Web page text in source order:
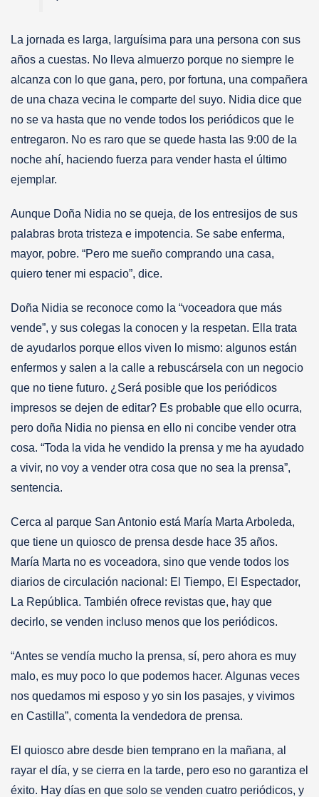
La jornada es larga, larguísima para una persona con sus
años a cuestas. No lleva almuerzo porque no siempre le
alcanza con lo que gana, pero, por fortuna, una compañera
de una chaza vecina le comparte del suyo. Nidia dice que
no se va hasta que no vende todos los periódicos que le
entregaron. No es raro que se quede hasta las 9:00 de la
noche ahí, haciendo fuerza para vender hasta el último
ejemplar.
Aunque Doña Nidia no se queja, de los entresijos de sus
palabras brota tristeza e impotencia. Se sabe enferma,
mayor, pobre. “Pero me sueño comprando una casa,
quiero tener mi espacio”, dice.
Doña Nidia se reconoce como la “voceadora que más
vende”, y sus colegas la conocen y la respetan. Ella trata
de ayudarlos porque ellos viven lo mismo: algunos están
enfermos y salen a la calle a rebuscársela con un negocio
que no tiene futuro. ¿Será posible que los periódicos
impresos se dejen de editar? Es probable que ello ocurra,
pero doña Nidia no piensa en ello ni concibe vender otra
cosa. “Toda la vida he vendido la prensa y me ha ayudado
a vivir, no voy a vender otra cosa que no sea la prensa”,
sentencia.
Cerca al parque San Antonio está María Marta Arboleda,
que tiene un quiosco de prensa desde hace 35 años.
María Marta no es voceadora, sino que vende todos los
diarios de circulación nacional: El Tiempo, El Espectador,
La República. También ofrece revistas que, hay que
decirlo, se venden incluso menos que los periódicos.
“Antes se vendía mucho la prensa, sí, pero ahora es muy
malo, es muy poco lo que podemos hacer. Algunas veces
nos quedamos mi esposo y yo sin los pasajes, y vivimos
en Castilla”, comenta la vendedora de prensa.
El quiosco abre desde bien temprano en la mañana, al
rayar el día, y se cierra en la tarde, pero eso no garantiza el
éxito. Hay días en que solo se venden cuatro periódicos, y